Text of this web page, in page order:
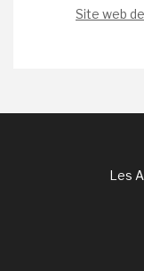
Site web
Les